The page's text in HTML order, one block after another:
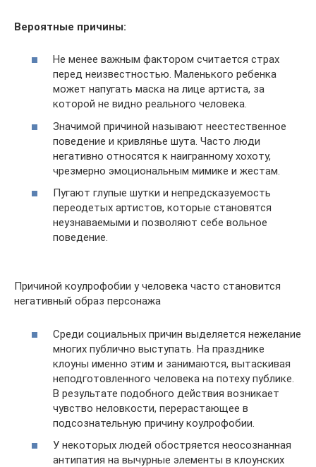
Вероятные причины:
Не менее важным фактором считается страх
перед неизвестностью. Маленького ребенка
может напугать маска на лице артиста, за
которой не видно реального человека.
Значимой причиной называют неестественное
поведение и кривлянье шута. Часто люди
негативно относятся к наигранному хохоту,
чрезмерно эмоциональным мимике и жестам.
Пугают глупые шутки и непредсказуемость
переодетых артистов, которые становятся
неузнаваемыми и позволяют себе вольное
поведение.
Причиной коулрофобии у человека часто становится
негативный образ персонажа
Среди социальных причин выделяется нежелание
многих публично выступать. На празднике
клоуны именно этим и занимаются, вытаскивая
неподготовленного человека на потеху публике.
В результате подобного действия возникает
чувство неловкости, перерастающее в
подсознательную причину коулрофобии.
У некоторых людей обостряется неосознанная
антипатия на вычурные элементы в клоунских